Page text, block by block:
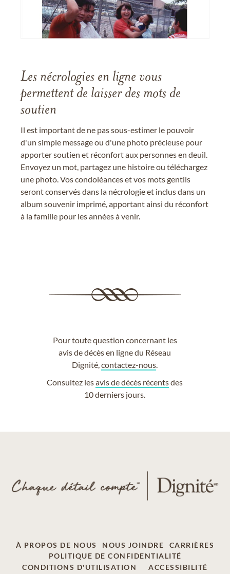
Les nécrologies en ligne vous
permettent de laisser des mots de
soutien
Il est important de ne pas sous-estimer le pouvoir
d'un simple message ou d'une photo précieuse pour
apporter soutien et réconfort aux personnes en deuil.
Envoyez un mot, partagez une histoire ou téléchargez
une photo. Vos condoléances et vos mots gentils
seront conservés dans la nécrologie et inclus dans un
album souvenir imprimé, apportant ainsi du réconfort
à la famille pour les années à venir.
Pour toute question concernant les
avis de décès en ligne du Réseau
Dignité,contactez-nous
Consultez lesavis de décès récentsdes
10 derniers jours.
À PROPOS DE NOUS NOUS JOINDRE
CARRIÈRES
POLITIQUE DE CONFIDENTIALITÉ
CONDITIONS D'UTILISATION
ACCESSIBILITÉ